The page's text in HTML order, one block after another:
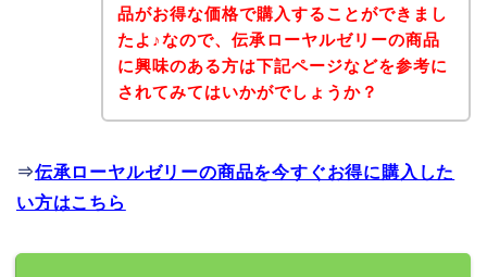
品がお得な価格で購入することができまし
たよ♪なので、伝承ローヤルゼリーの商品
に興味のある方は下記ページなどを参考に
されてみてはいかがでしょうか？
⇒伝承ローヤルゼリーの商品を今すぐお得に購入した
い方はこちら